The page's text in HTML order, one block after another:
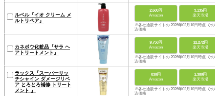
ルベル『イオ クリーム メ
ルトリペア』
2,600円
Amazon
3,135円
楽天市場
※各社通販サイトの 2026年02月10日時点 での税
込価格
カネボウ化粧品『サラ ヘ
アトリートメント』
9,750円
Amazon
12,272円
楽天市場
※各社通販サイトの 2026年02月10日時点 での税
込価格
ラックス『スーパーリッ
チシャイン ダメージリペ
ア とろとろ補修 トリート
メント 』
830円
Amazon
1,380円
楽天市場
※各社通販サイトの 2026年02月10日時点 での税
込価格